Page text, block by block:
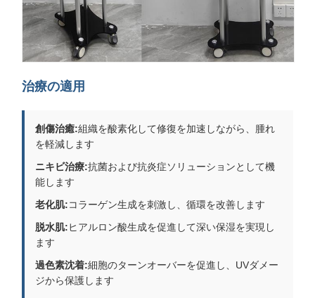
治療の適用
創傷治癒:組織を酸素化して修復を加速しながら、腫れ
を軽減します
ニキビ治療:抗菌および抗炎症ソリューションとして機
能します
老化肌:コラーゲン生成を刺激し、循環を改善します
脱水肌:ヒアルロン酸生成を促進して深い保湿を実現し
ます
過色素沈着:細胞のターンオーバーを促進し、UVダメー
ジから保護します